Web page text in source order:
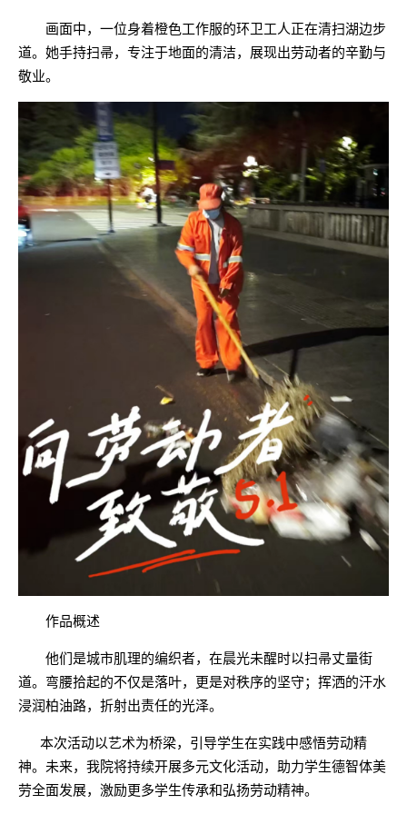
画面中，一位身着橙色工作服的环卫工人正在清扫湖边步
道。她手持扫帚，专注于地面的清洁，展现出劳动者的辛勤与
敬业。
作品概述
他们是城市肌理的编织者，在晨光未醒时以扫帚丈量街
道。弯腰拾起的不仅是落叶，更是对秩序的坚守；挥洒的汗水
浸润柏油路，折射出责任的光泽。
本次活动以艺术为桥梁，引导学生在实践中感悟劳动精
神。未来，我院将持续开展多元文化活动，助力学生德智体美
劳全面发展，激励更多学生传承和弘扬劳动精神。